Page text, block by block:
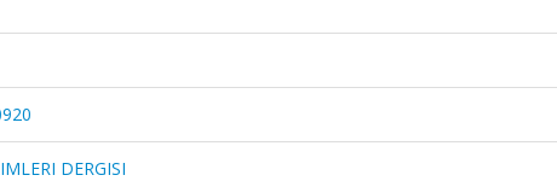
DERGISI